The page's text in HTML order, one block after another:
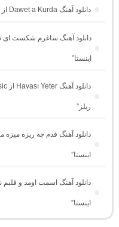
دانلود آهنگ Dawet a Kurda از Delal “هوش مصنوعی کرد ترند اینستا”
دانلود آهنگ ساغرم شکست ای
اینستا”
ریلز”
دانلود آهنگ ﻗﺪم ﭼﻪ رﻳﺰه ﻣﻴﺰه
اینستا”
دانلود آهنگ اسمت اومد و
اینستا”